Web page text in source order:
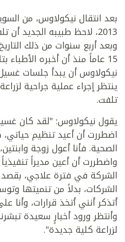
بعد انتقال نيكولاوس، من
2013، لاحظ طبيبه الجديد
وبعد أربع سنوات من ذلك
15 عاماً منذ أن أخبره
نيكولاوس أن يبدأ جلسات
ينتظر إجراء عملية جراحية
تلفت.
يقول نيكولاوس: "لقد كان
اضطررت أن أعيد تنظيم
الصحية. فأنا أعول زوجة
واضطررت أن أعين مديراً
الشركة في فترة علاجي،
الشركات، بدلاً من تنميتها
أتذكر أنني أتخذ قرارات، وأنا
وأنتظر ورود أخبارٍ سعيدة
لزراعة كلية جديدة".